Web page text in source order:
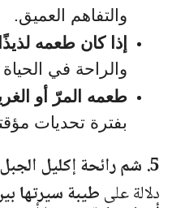
والتفاهم العميق.
إذا كان طعمه لذيذًا
والراحة في
طعمه المرّ أو
بفترة تحديات
5. شم رائحة إكليل الجبل في المنام للمتزوجة
دلالة علىطيبة سيرتها